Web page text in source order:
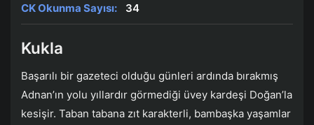
CK Okunma Sayısı:
34
Kukla
Başarılı bir gazeteci olduğu günleri ardında bırakmış
Adnan’ın yolu yıllardır görmediği üvey kardeşi Doğan’la
kesişir. Taban tabana zıt karakterli, bambaşka yaşamlar